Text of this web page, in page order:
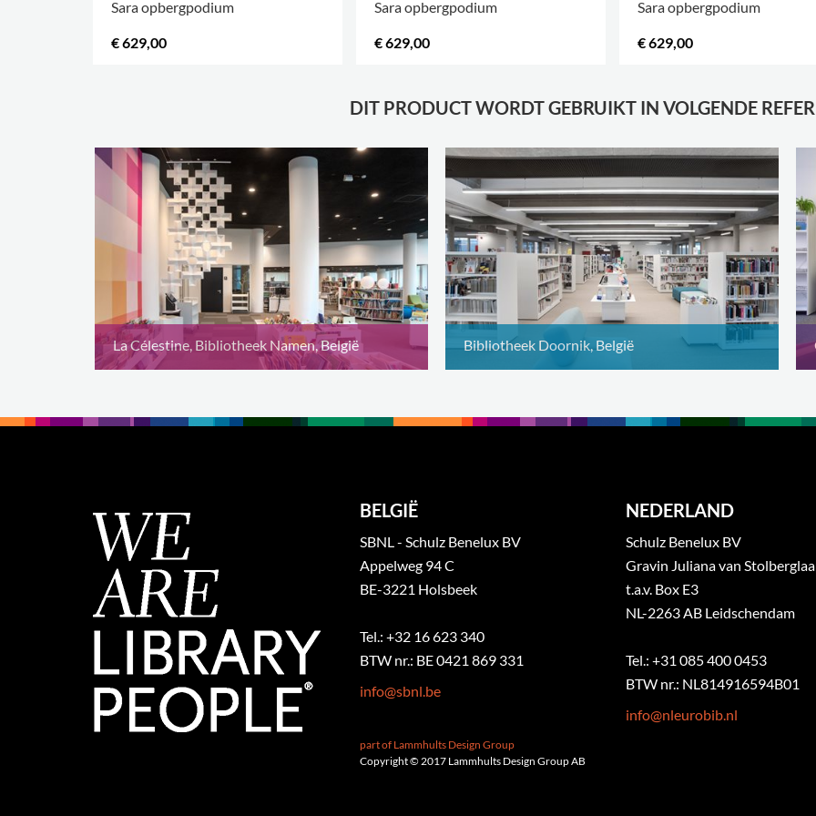
x 4)
x 5)
Sara opbergpodium
€ 629,00
Sara opbergpodium
€ 629,00
Sara opbergpodium
€ 629,00
DIT PRODUCT WORDT GEBRUIKT IN VOLGENDE
La Célestine, Bibliotheek Namen, België Bibliotheek Doornik, België
BELGIË
SBNL - Schulz Benelux BV
Appelweg 94 C
BE-3221 Holsbeek
Tel.: +32 16 623 340
BTW nr.: BE 0421 869 331
info@sbnl.be
part of Lammhults Design Group
Copyright © 2017 Lammhults Design Group AB
NEDERLAND
Schulz Benelux BV
Gravin Juliana van
t.a.v. Box E3
NL-2263 AB Leidschendam
Tel.: +31 085 400 0453
BTW nr.: NL814916594B01
info@nleurobib.nl